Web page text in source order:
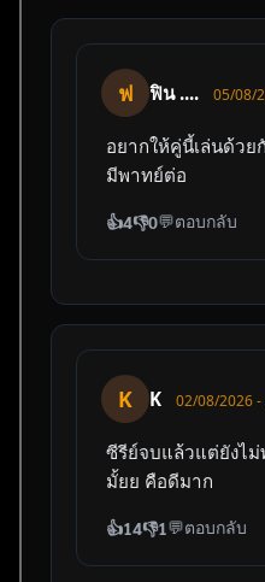
ค้นหา
สำหรับ:
ฟ ฟิน .... 05/08/
อยากให้คู่นี้เล่นด้ว
มีพาทย์ต่อ
👍4👎0💬ตอบกลับ
K K 02/08/2026 -
ซีรีย์จบแล้วแต่ยังไม่
มั้ยย คือดีมาก
👍14👎1💬ตอบกลับ